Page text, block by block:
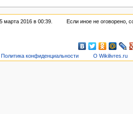
марта 2016 в 00:39. Если иное не оговорено,
Политика конфиденциальности О Wikilivres.ru